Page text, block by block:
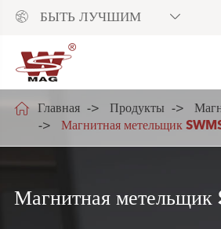
 БЫТЬ ЛУЧШИМ 
 Главная Продукты
Магнитная метельщик
Магнитная метельщик